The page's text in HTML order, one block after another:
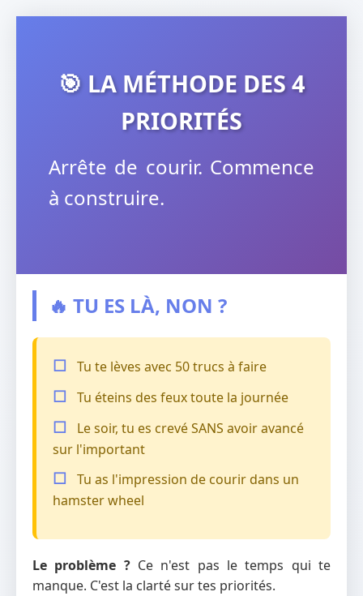
🎯 LA MÉTHODE DES 4
PRIORITÉS
Arrête de courir. Commence
à construire.
🔥 TU ES LÀ, NON ?
Tu te lèves avec 50 trucs à faire
Tu éteins des feux toute la journée
Le soir, tu es crevé SANS avoir avancé
sur l'important
Tu as l'impression de courir dans un
hamster wheel
Le problème ?Ce n'est pas le temps qui te
manque. C'est la clarté sur tes priorités.